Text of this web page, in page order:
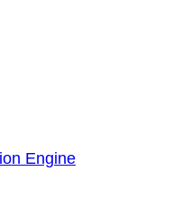
Engine